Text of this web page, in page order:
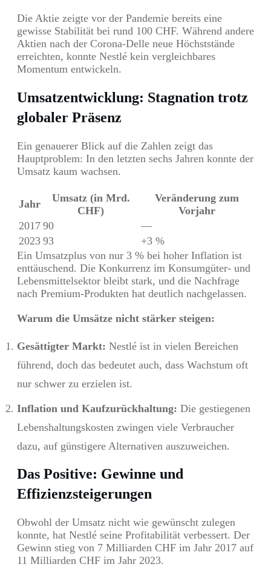
Die Aktie zeigte vor der Pandemie bereits eine
gewisse Stabilität bei rund 100 CHF. Während andere
Aktien nach der Corona-Delle neue Höchststände
erreichten, konnte Nestlé kein vergleichbares
Momentum entwickeln.
Umsatzentwicklung: Stagnation trotz
globaler Präsenz
Ein genauerer Blick auf die Zahlen zeigt das
Hauptproblem: In den letzten sechs Jahren konnte der
Umsatz kaum wachsen.
Jahr
Umsatz (in Mrd.
CHF)
Veränderung zum
Vorjahr
2017 90
—
2023 93
+3 %
Ein Umsatzplus von nur 3 % bei hoher Inflation ist
enttäuschend. Die Konkurrenz im Konsumgüter- und
Lebensmittelsektor bleibt stark, und die Nachfrage
nach Premium-Produkten hat deutlich nachgelassen.
Warum die Umsätze nicht stärker steigen:
Gesättigter Markt: Nestlé ist in vielen Bereichen
führend, doch das bedeutet auch, dass Wachstum oft
nur schwer zu erzielen ist.
Inflation und Kaufzurückhaltung: Die gestiegenen
Lebenshaltungskosten zwingen viele Verbraucher
dazu, auf günstigere Alternativen auszuweichen.
Das Positive: Gewinne und
Effizienzsteigerungen
Obwohl der Umsatz nicht wie gewünscht zulegen
konnte, hat Nestlé seine Profitabilität verbessert. Der
Gewinn stieg von 7 Milliarden CHF im Jahr 2017 auf
11 Milliarden CHF im Jahr 2023.